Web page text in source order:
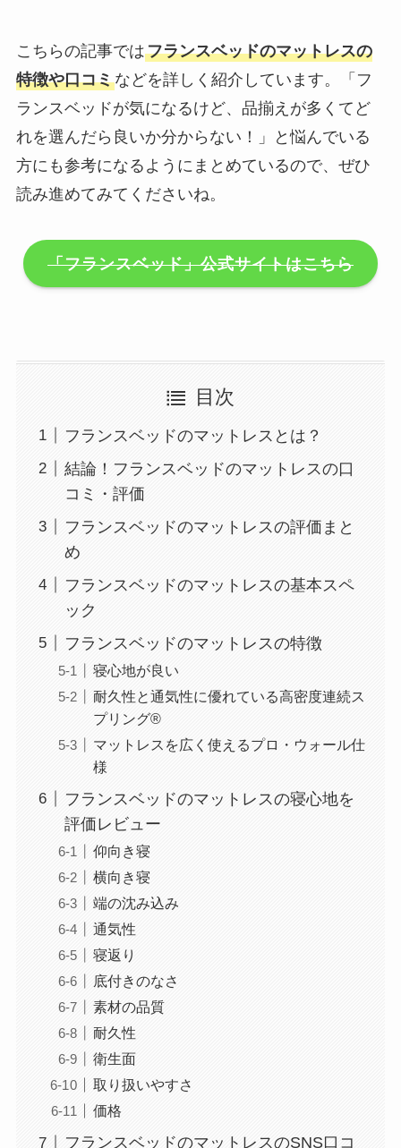
こちらの記事ではフランスベッドのマットレスの
特徴や口コミなどを詳しく紹介しています。「フ
ランスベッドが気になるけど、品揃えが多くてど
れを選んだら良いか分からない！」と悩んでいる
方にも参考になるようにまとめているので、ぜひ
読み進めてみてくださいね。
「フランスベッド」公式サイトはこちら
目次
フランスベッドのマットレスとは？
結論！フランスベッドのマットレスの口
コミ・評価
フランスベッドのマットレスの評価まと
め
フランスベッドのマットレスの基本スペ
ック
フランスベッドのマットレスの特徴
寝心地が良い
耐久性と通気性に優れている高密度連続ス
プリング®
マットレスを広く使えるプロ・ウォール仕
様
フランスベッドのマットレスの寝心地を
評価レビュー
仰向き寝
横向き寝
端の沈み込み
通気性
寝返り
底付きのなさ
素材の品質
耐久性
衛生面
取り扱いやすさ
価格
フランスベッドのマットレスのSNS口コ